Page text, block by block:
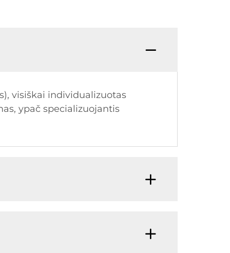
visiškai individualizuotas
ypač specializuojantis